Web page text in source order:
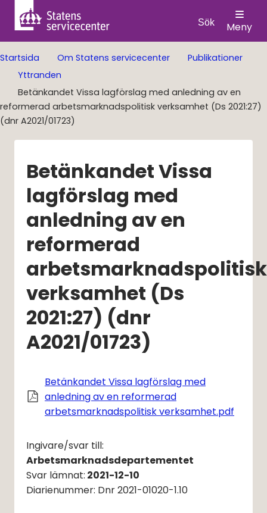
Sök Meny
Startsida Om Statens servicecenter
Publikationer
Yttranden
Betänkandet Vissa lagförslag med anledning av en
reformerad arbetsmarknadspolitisk verksamhet (Ds 2021:27)
(dnr A2021/01723)
Betänkandet Vissa
lagförslag med
anledning av en
reformerad
arbetsmarknadspolitisk
verksamhet (Ds
2021:27) (dnr
A2021/01723)
Betänkandet Vissa lagförslag med
anledning av en reformerad
arbetsmarknadspolitisk verksamhet.pdf
Arbetsmarknadsdepartementet
Svar lämnat: 2021-12-10
Diarienummer: Dnr 2021-01020-1.10